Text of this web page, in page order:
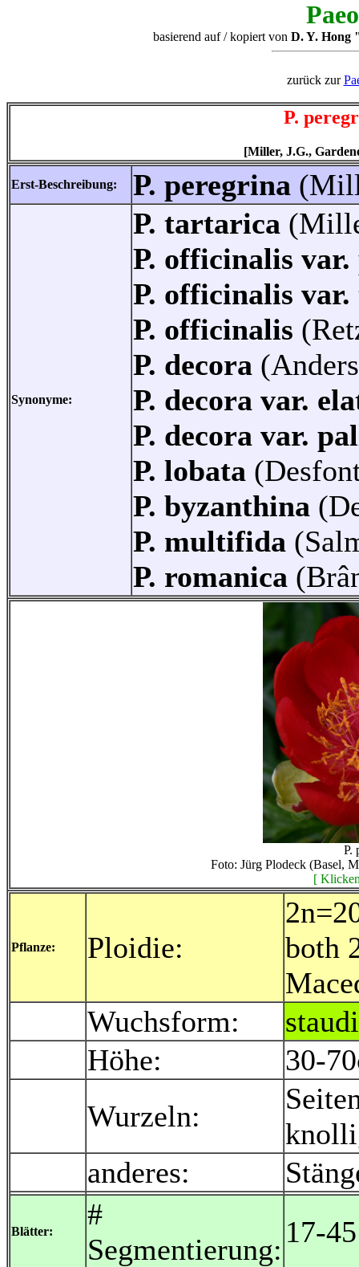
basierend auf / kopiert von D. Y. Hong
zurück zur
P.
[Miller, J.G.,
Erst-Beschreibung: P. peregrina
Synonyme:
P. tartarica
P. officinalis
P. officinalis
P. officinalis
P. decora
P. decora var.
P. decora var.
P. lobata
P. byzanthina
P. multifida
P. romanica
P.
Foto: Jürg Plodeck (Basel,
[
Pflanze: Ploidie:
both
Wuchsform:
Höhe:
30-
Wurzeln:
anderes:
Blätter:
#
Segmentierung:
17-45